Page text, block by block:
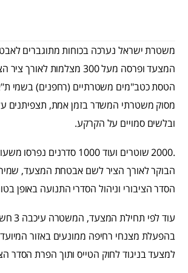
משטרת ישראל נערכה בכוחות מתוגברים
המצעד ופרסה מעל 300 מצלמות לאורך
הטסת כטב"מים משטרתיים (רחפנים) בשמי
מסוק משטרתי המשדר בזמן אמת, תצפיתנים
ובלשים סמויים על הקרקע.
.2000 שוטרים ועוד 1000 סדרנים נפרסו
הבוקר לאורך הציר לשם אבטחת המצעד,
הסדר הציבורי וניהול הסדרי התנועה באופן
עוד לפי תחילת
בהפעלת מצנחי רחיפה ממונעים באזור המיועד
למצעד בניגוד לחוק הטייס ותוך הפרת הסדר